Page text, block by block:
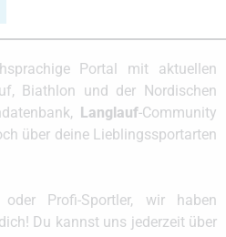
Portal mit aktuellen
Biathlon und der Nordischen
Langlauf-Community
über deine Lieblingssportarten
oder Profi-Sportler, wir haben
Du kannst uns jederzeit über